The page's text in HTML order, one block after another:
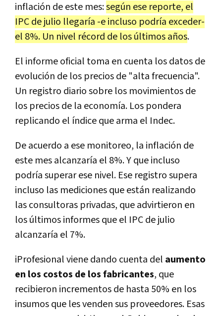
inflación de este mes:según ese reporte, el
IPC de julio llegaría -e incluso podría exceder-
el 8%. Un nivel récord de los últimos años.
El informe oficial toma en cuenta los datos de
evolución de los precios de "alta frecuencia".
Un registro diario sobre los movimientos de
los precios de la economía. Los pondera
replicando el índice que arma el Indec.
De acuerdo a ese monitoreo, la inflación de
este mes alcanzaría el 8%. Y que incluso
podría superar ese nivel. Ese registro supera
incluso las mediciones que están realizando
las consultoras privadas, que advirtieron en
los últimos informes que el IPC de julio
alcanzaría el 7%.
iProfesional viene dando cuenta del aumento
en los costos de los fabricantes, que
recibieron incrementos de hasta 50% en los
insumos que les venden sus proveedores. Esas